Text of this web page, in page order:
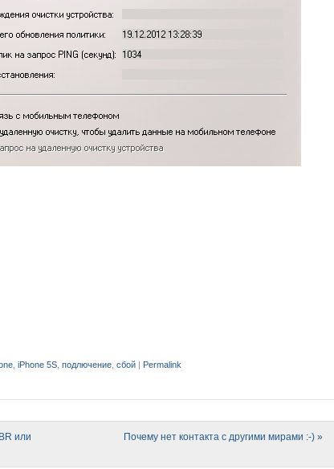
iPhone 5S подлючение сбой | Permalink
или
Почему нет контакта с другими мирами :-) »